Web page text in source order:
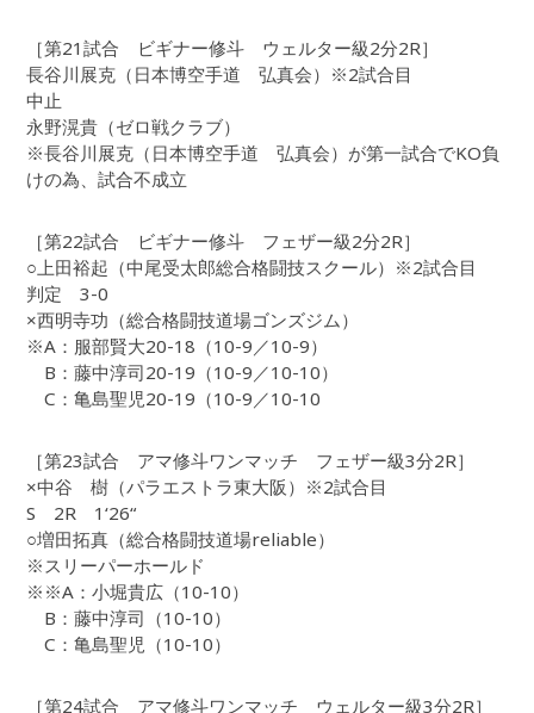
［第21試合 ビギナー修斗 ウェルター級2分2R］
長谷川展克（日本博空手道 弘真会）※2試合目
中止
永野滉貴（ゼロ戦クラブ）
※長谷川展克（日本博空手道 弘真会）が第一試合でKO負
けの為、試合不成立
［第22試合 ビギナー修斗 フェザー級2分2R］
○上田裕起（中尾受太郎総合格闘技スクール）※2試合目
判定 3-0
×西明寺功（総合格闘技道場ゴンズジム）
※A：服部賢大20-18（10-9／10-9）
B：藤中淳司20-19（10-9／10-10）
C：亀島聖児20-19（10-9／10-10
［第23試合 アマ修斗ワンマッチ フェザー級3分2R］
×中谷 樹（パラエストラ東大阪）※2試合目
S 2R 1‘26“
○増田拓真（総合格闘技道場reliable）
※スリーパーホールド
※※A：小堀貴広（10-10）
B：藤中淳司（10-10）
C：亀島聖児（10-10）
［第24試合 アマ修斗ワンマッチ ウェルター級3分2R］